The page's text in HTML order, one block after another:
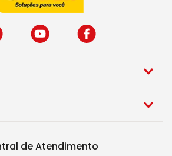
de Atendimento